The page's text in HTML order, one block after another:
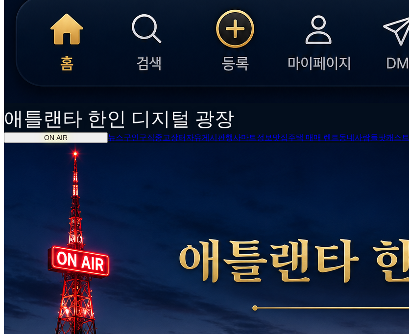
애틀랜타 한인 디지털 광장
ON AIR 뉴스구인구직중고장터 자유게시판행사마트정보 맛집주택 매매 렌트동네사람들팟캐스트